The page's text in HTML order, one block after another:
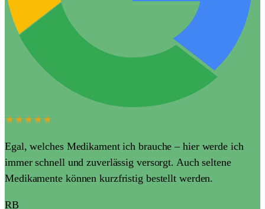
★★★★★
Egal, welches Medikament ich brauche – hier werde ich
immer schnell und zuverlässig versorgt. Auch seltene
Medikamente können kurzfristig bestellt werden.
RB